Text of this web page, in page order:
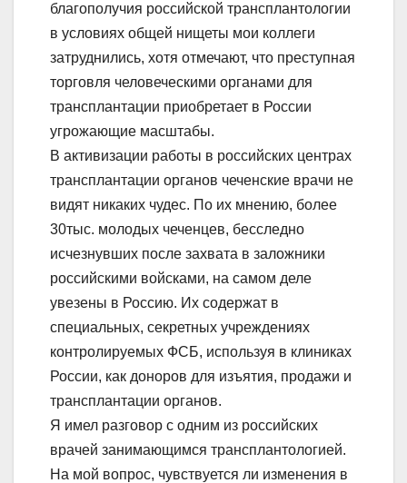
благополучия российской трансплантологии
в условиях общей нищеты мои коллеги
затруднились, хотя отмечают, что преступная
торговля человеческими органами для
трансплантации приобретает в России
угрожающие масштабы.
В активизации работы в российских центрах
трансплантации органов чеченские врачи не
видят никаких чудес. По их мнению, более
30тыс. молодых чеченцев, бесследно
исчезнувших после захвата в заложники
российскими войсками, на самом деле
увезены в Россию. Их содержат в
специальных, секретных учреждениях
контролируемых ФСБ, используя в клиниках
России, как доноров для изъятия, продажи и
трансплантации органов.
Я имел разговор с одним из российских
врачей занимающимся трансплантологией.
На мой вопрос, чувствуется ли изменения в